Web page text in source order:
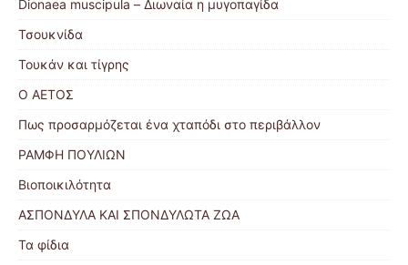
Dionaea muscipula – Διωναία η μυγοπαγίδα
Τσουκνίδα
Τουκάν και τίγρης
Ο ΑΕΤΟΣ
Πως προσαρμόζεται ένα χταπόδι στο περιβάλλον
ΡΑΜΦΗ ΠΟΥΛΙΩΝ
Βιοποικιλότητα
ΑΣΠΟΝΔΥΛΑ ΚΑΙ ΣΠΟΝΔΥΛΩΤΑ ΖΩΑ
Τα φίδια